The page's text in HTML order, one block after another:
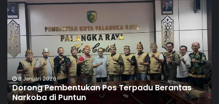
8 Januari 2026
Dorong Pembentukan Pos Terpadu Berantas
Narkoba di Puntun